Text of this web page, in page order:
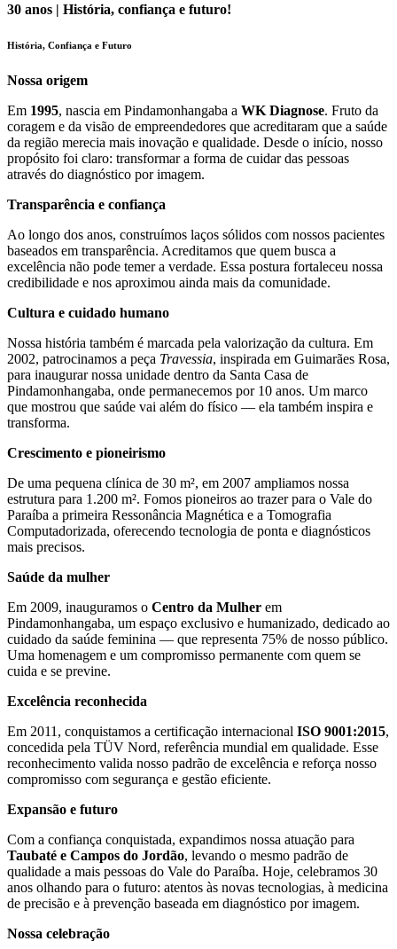
30 anos | História, confiança e futuro!
História, Confiança e Futuro
Nossa origem
Em 1995, nascia em Pindamonhangaba a WK Diagnose. Fruto da
coragem e da visão de empreendedores que acreditaram que a saúde
da região merecia mais inovação e qualidade. Desde o início, nosso
propósito foi claro: transformar a forma de cuidar das pessoas
através do diagnóstico por imagem.
Transparência e confiança
Ao longo dos anos, construímos laços sólidos com nossos pacientes
baseados em transparência. Acreditamos que quem busca a
excelência não pode temer a verdade. Essa postura fortaleceu nossa
credibilidade e nos aproximou ainda mais da comunidade.
Cultura e cuidado humano
Nossa história também é marcada pela valorização da cultura. Em
2002, patrocinamos a peça Travessia, inspirada em Guimarães Rosa,
para inaugurar nossa unidade dentro da Santa Casa de
Pindamonhangaba, onde permanecemos por 10 anos. Um marco
que mostrou que saúde vai além do físico — ela também inspira e
transforma.
Crescimento e pioneirismo
De uma pequena clínica de 30 m², em 2007 ampliamos nossa
estrutura para 1.200 m². Fomos pioneiros ao trazer para o Vale do
Paraíba a primeira Ressonância Magnética e a Tomografia
Computadorizada, oferecendo tecnologia de ponta e diagnósticos
mais precisos.
Saúde da mulher
Em 2009, inauguramos o Centro da Mulher em
Pindamonhangaba, um espaço exclusivo e humanizado, dedicado ao
cuidado da saúde feminina — que representa 75% de nosso público.
Uma homenagem e um compromisso permanente com quem se
cuida e se previne.
Excelência reconhecida
Em 2011, conquistamos a certificação internacional ISO 9001:2015,
concedida pela TÜV Nord, referência mundial em qualidade. Esse
reconhecimento valida nosso padrão de excelência e reforça nosso
compromisso com segurança e gestão eficiente.
Expansão e futuro
Com a confiança conquistada, expandimos nossa atuação para
Taubaté e Campos do Jordão, levando o mesmo padrão de
qualidade a mais pessoas do Vale do Paraíba. Hoje, celebramos 30
anos olhando para o futuro: atentos às novas tecnologias, à medicina
de precisão e à prevenção baseada em diagnóstico por imagem.
Nossa celebração